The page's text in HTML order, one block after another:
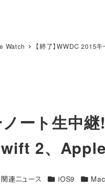
Watch 【終了】WWDC 2015
ノート生中
2、
連ニュース カテゴリー
iOS9 カテゴ